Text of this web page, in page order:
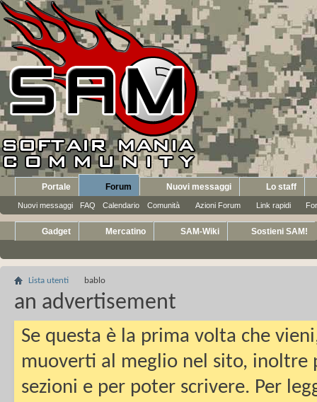
Portale Forum
Nuovi messaggi FAQ Calendario Comunità Azioni Forum Link rapidi
Nuovi messaggi Lo staff
Gadget Mercatino SAM-Wiki Sostieni SAM!
Lista utenti bablo
an advertisement
Se questa è la prima volta che
muoverti al meglio nel sito, inoltre
sezioni e per poter scrivere. Per